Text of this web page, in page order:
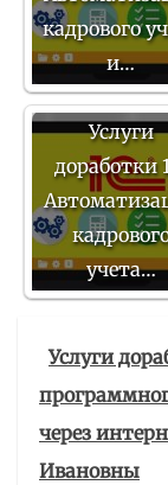
кадрового
и…
Услуги
доработки
учета…
Услуги
через
Ивановны